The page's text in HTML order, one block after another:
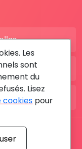
MÉDICAL By
Les
sont
du
Lisez
cookies pour